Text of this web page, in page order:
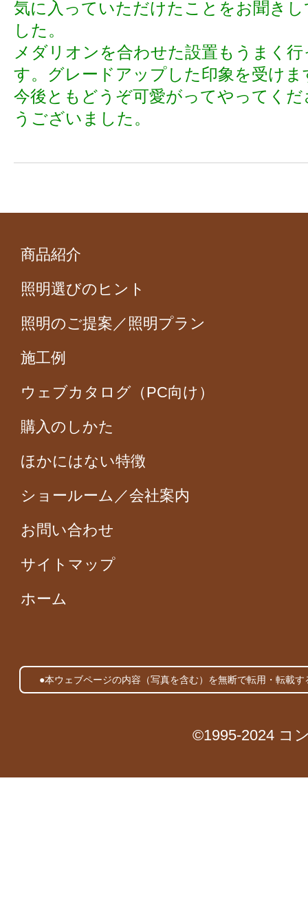
気に入っていただけたことをお聞き
した。
メダリオンを合わせた設置もうまく
す。グレードアップした印象を受けま
今後ともどうぞ可愛がってやってく
うございました。
商品紹介
照明選びのヒント
照明のご提案／照明プラン
施工例
ウェブカタログ（PC向け）
購入のしかた
ほかにはない特徴
ショールーム／会社案内
お問い合わせ
サイトマップ
ホーム
●本ウェブページの内容（写真を含む）を無断で転用・転載
©1995-2024 コ